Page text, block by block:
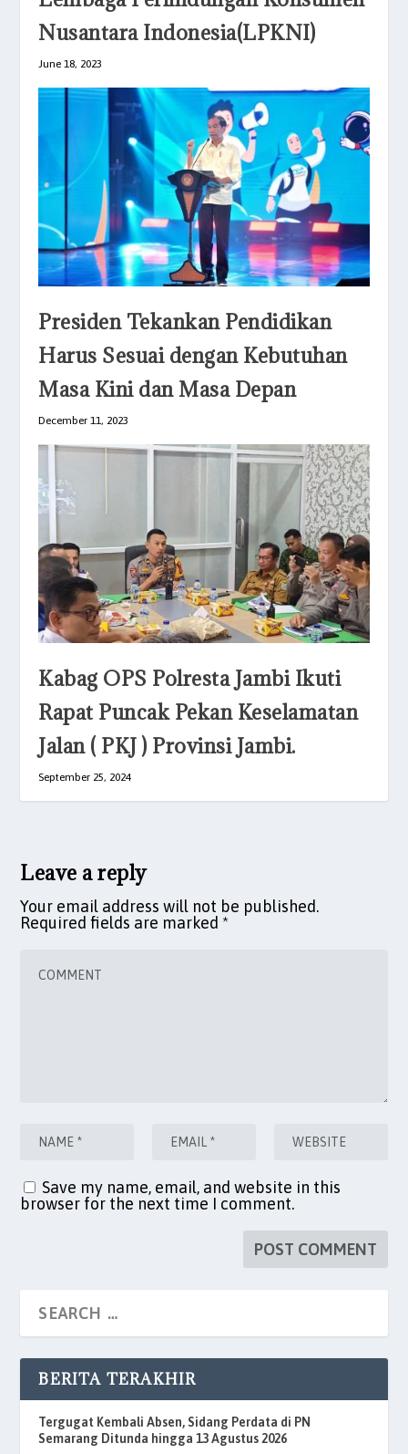
Nusantara Indonesia(LPKNI)
June 18, 2023
Presiden Tekankan Pendidikan
Harus Sesuai dengan Kebutuhan
Masa Kini dan Masa Depan
December 11, 2023
Kabag OPS Polresta Jambi Ikuti
Rapat Puncak Pekan Keselamatan
Jalan ( PKJ ) Provinsi Jambi.
September 25, 2024
Leave a reply
Your email address will not be published.
Required fields are marked *
Save my name, email, and website in this
browser for the next time I comment.
BERITA TERAKHIR
Tergugat Kembali Absen, Sidang Perdata di PN
Semarang Ditunda hingga 13 Agustus 2026